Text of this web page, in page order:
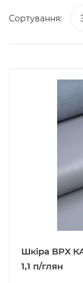
Сортування:
Шкіра ВРХ
1,1 п/глян